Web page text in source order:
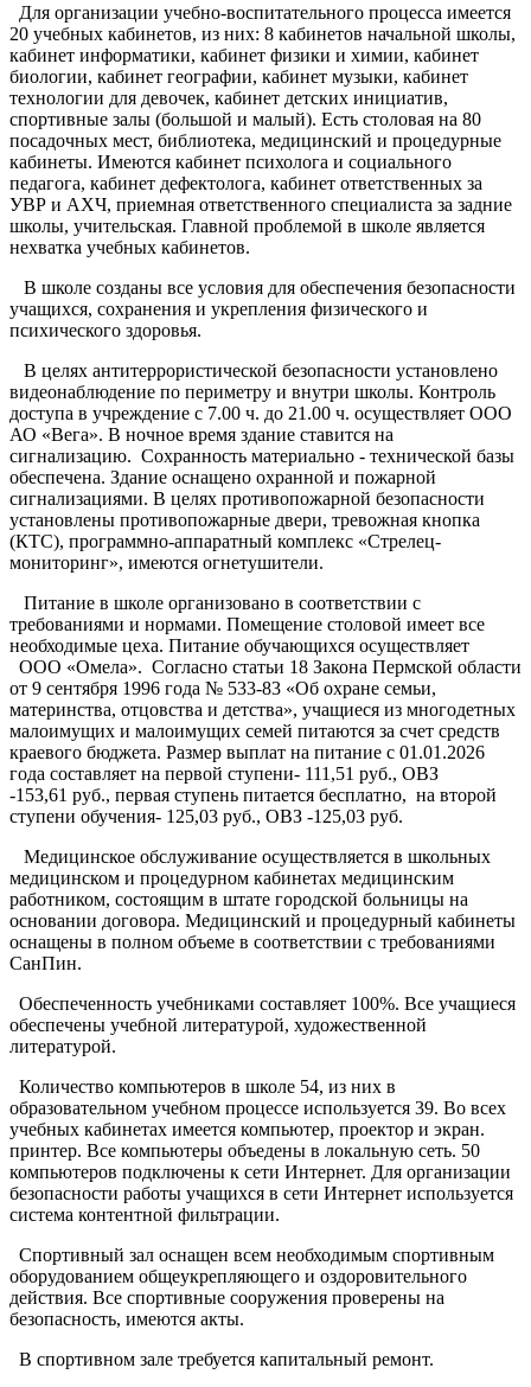
Для организации учебно-воспитательного процесса имеется
20 учебных кабинетов, из них: 8 кабинетов начальной школы,
кабинет информатики, кабинет физики и химии, кабинет
биологии, кабинет географии, кабинет музыки, кабинет
технологии для девочек, кабинет детских инициатив,
спортивные залы (большой и малый). Есть столовая на 80
посадочных мест, библиотека, медицинский и процедурные
кабинеты. Имеются кабинет психолога и социального
педагога, кабинет дефектолога, кабинет ответственных за
УВР и АХЧ, приемная ответственного специалиста за задние
школы, учительская. Главной проблемой в школе является
нехватка учебных кабинетов.
В школе созданы все условия для обеспечения безопасности
учащихся, сохранения и укрепления физического и
психического здоровья.
В целях антитеррористической безопасности установлено
видеонаблюдение по периметру и внутри школы. Контроль
доступа в учреждение с 7.00 ч. до 21.00 ч. осуществляет ООО
АО «Вега». В ночное время здание ставится на
сигнализацию. Сохранность материально - технической базы
обеспечена. Здание оснащено охранной и пожарной
сигнализациями. В целях противопожарной безопасности
установлены противопожарные двери, тревожная кнопка
(КТС), программно-аппаратный комплекс «Стрелец-
мониторинг», имеются огнетушители.
Питание в школе организовано в соответствии с
требованиями и нормами. Помещение столовой имеет все
необходимые цеха. Питание обучающихся осуществляет
ООО «Омела». Согласно статьи 18 Закона Пермской области
от 9 сентября 1996 года № 533-83 «Об охране семьи,
материнства, отцовства и детства», учащиеся из многодетных
малоимущих и малоимущих семей питаются за счет средств
краевого бюджета. Размер выплат на питание с 01.01.2026
года составляет на первой ступени- 111,51 руб., ОВЗ
-153,61 руб., первая ступень питается бесплатно, на второй
ступени обучения- 125,03 руб., ОВЗ -125,03 руб.
Медицинское обслуживание осуществляется в школьных
медицинском и процедурном кабинетах медицинским
работником, состоящим в штате городской больницы на
основании договора. Медицинский и процедурный кабинеты
оснащены в полном объеме в соответствии с требованиями
СанПин.
Обеспеченность учебниками составляет 100%. Все учащиеся
обеспечены учебной литературой, художественной
литературой.
Количество компьютеров в школе 54, из них в
образовательном учебном процессе используется 39. Во всех
учебных кабинетах имеется компьютер, проектор и экран.
принтер. Все компьютеры объедены в локальную сеть. 50
компьютеров подключены к сети Интернет. Для организации
безопасности работы учащихся в сети Интернет используется
система контентной фильтрации.
Спортивный зал оснащен всем необходимым спортивным
оборудованием общеукрепляющего и оздоровительного
действия. Все спортивные сооружения проверены на
безопасность, имеются акты.
В спортивном зале требуется капитальный ремонт.